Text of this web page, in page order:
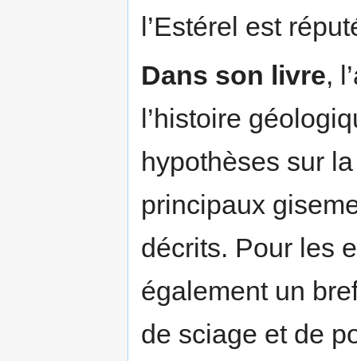
l’Estérel est
Dans son livre,
l’histoire
hypothèses sur
principaux
décrits. Pour les
également un
de sciage et de